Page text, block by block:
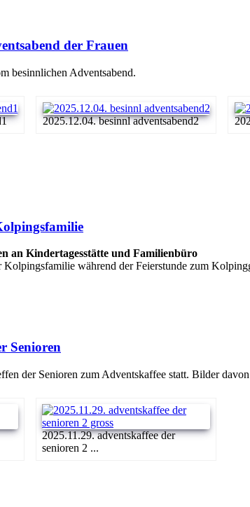
der Frauen
besinnlichen Adventsabend.
2025.12.04. besinnl adventsabend2
an Kindertagesstätte und Familienbüro
während der Feierstunde zum
Senioren
der Senioren zum Adventskaffee statt. Bilder
2025.11.29. adventskaffee der
senioren 2 ...